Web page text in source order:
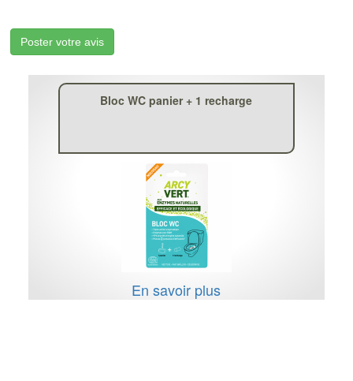
Poster votre avis
Bloc WC panier + 1 recharge
En savoir plus